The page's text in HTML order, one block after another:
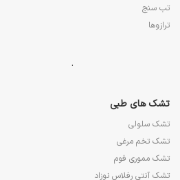
تب سنج
ترازوها
.
تشک های طبی
تشک سلولی
تشک تخم مرغی
تشک مموری فوم
تشک آنتی رفلاس نوزاد